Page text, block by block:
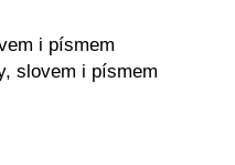
i písmem
slovem i písmem